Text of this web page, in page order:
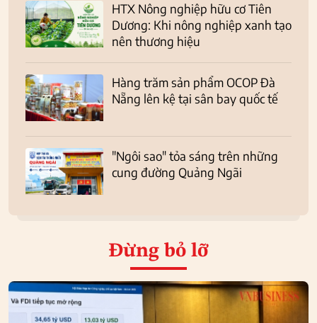
HTX Nông nghiệp hữu cơ Tiên
Dương: Khi nông nghiệp xanh tạo
nên thương hiệu
Hàng trăm sản phẩm OCOP Đà
Nẵng lên kệ tại sân bay quốc tế
"Ngôi sao" tỏa sáng trên những
cung đường Quảng Ngãi
Đừng bỏ lỡ